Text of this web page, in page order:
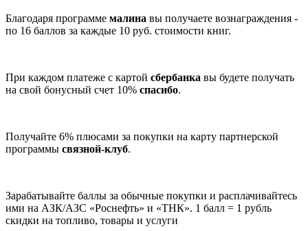
Благодаря программе малина вы получаете вознаграждения -
по 16 баллов за каждые 10 руб. стоимости книг.
При каждом платеже с картой сбербанка вы будете получать
на свой бонусный счет 10% спасибо.
Получайте 6% плюсами за покупки на карту партнерской
программы связной-клуб.
Зарабатывайте баллы за обычные покупки и расплачивайтесь
ими на АЗК/АЗС «Роснефть» и «ТНК». 1 балл = 1 рубль
скидки на топливо, товары и услуги